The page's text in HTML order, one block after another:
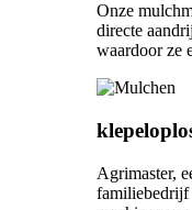
Onze
directe
waardoor ze
Agrimaster,
familiebedrijf